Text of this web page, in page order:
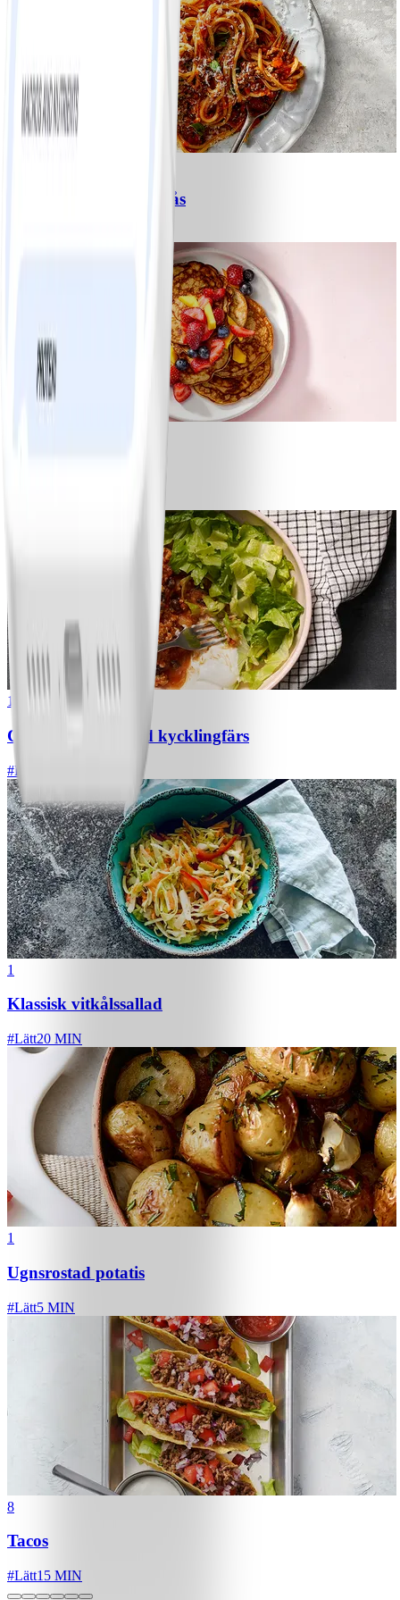
Spagetti med köttfärssås
1
Chili con carne med kycklingfärs
#Lätt
1
Klassisk vitkålssallad
#Lätt20 MIN
1
Ugnsrostad potatis
#Lätt5 MIN
8
Tacos
#Lätt15 MIN